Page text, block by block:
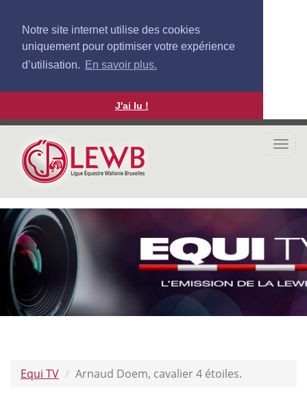
Notre site internet utilise des cookies
uniquement pour optimiser votre expérience
d’utilisation. En savoir plus.
J'ai lu !
Aller
contenu
principal
Equi TV Arnaud Doem, cavalier 4 étoiles.